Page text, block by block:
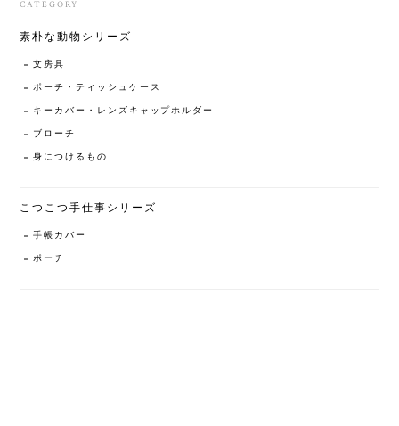
CATEGORY
素朴な動物シリーズ
文房具
ポーチ・ティッシュケース
キーカバー・レンズキャップホルダー
ブローチ
身につけるもの
こつこつ手仕事シリーズ
手帳カバー
ポーチ